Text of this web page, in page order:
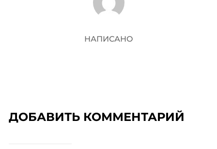
НАПИСАНО
ДОБАВИТЬ КОММЕНТАРИЙ